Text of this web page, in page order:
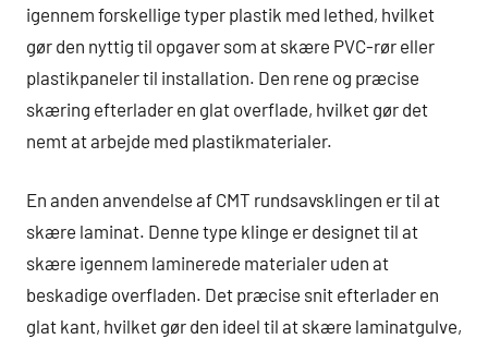
igennem forskellige typer plastik med lethed, hvilket
gør den nyttig til opgaver som at skære PVC-rør eller
plastikpaneler til installation. Den rene og præcise
skæring efterlader en glat overflade, hvilket gør det
nemt at arbejde med plastikmaterialer.
En anden anvendelse af CMT rundsavsklingen er til at
skære laminat. Denne type klinge er designet til at
skære igennem laminerede materialer uden at
beskadige overfladen. Det præcise snit efterlader en
glat kant, hvilket gør den ideel til at skære laminatgulve,